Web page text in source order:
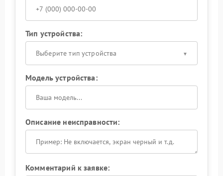
Тип устройства:
Выберите тип устройства
Модель устройства:
Описание неисправности:
Комментарий к заявке: